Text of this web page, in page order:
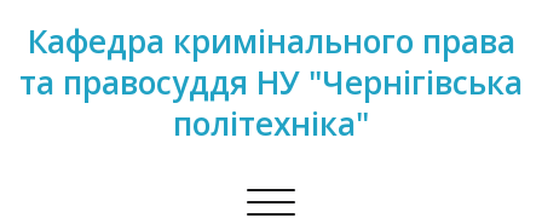
Кафедра кримінального права
та правосуддя НУ "Чернігівська
політехніка"
Перемкнути